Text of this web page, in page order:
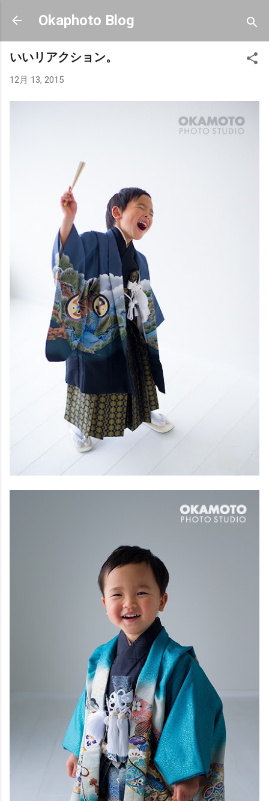
スキップしてメイン コンテンツに移動
Okaphoto Blog
いいリアクション。
12月 13, 2015